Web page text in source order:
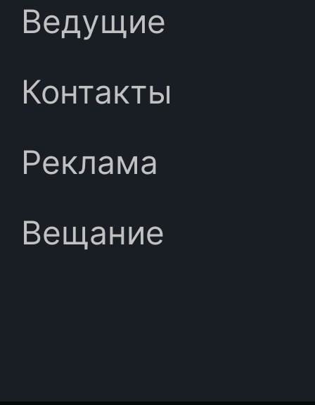
Ведущие
Контакты
Реклама
Вещание